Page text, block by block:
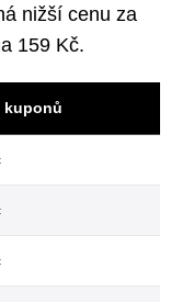
nižší cenu za
159 Kč.
kuponů